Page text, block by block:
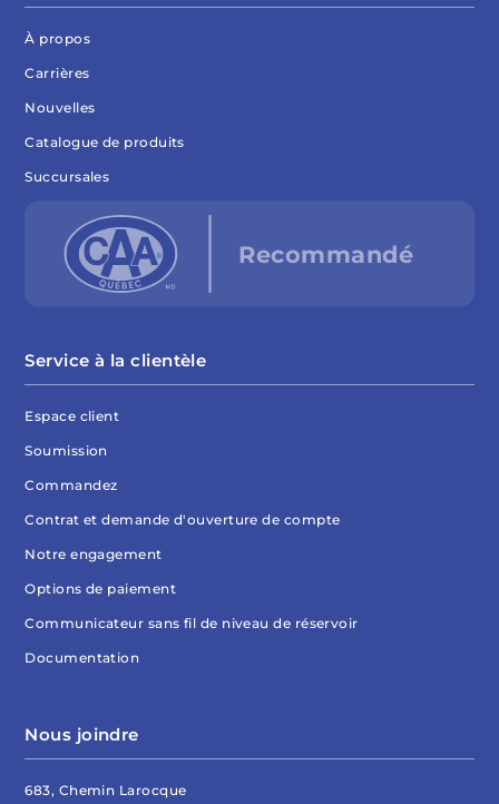
À propos
Carrières
Nouvelles
Catalogue de produits
Succursales
Service à la clientèle
Espace client
Soumission
Commandez
Contrat et demande d'ouverture de compte
Notre engagement
Options de paiement
Communicateur sans fil de niveau de réservoir
Documentation
Nous joindre
683, Chemin Larocque